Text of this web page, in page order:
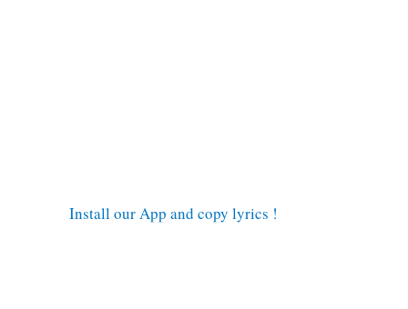
Install our App and copy lyrics !